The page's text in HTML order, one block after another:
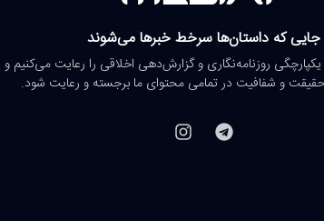
جایی که داستان‌ها سرخط خبرها می‌شوند
یکپارچگی روزنامه‌نگاری و گزارش‌دهی اخلاقی را رعایت می‌کنیم و
و شفافیت در تمامی محتوای ما برجسته و رعایت شود.